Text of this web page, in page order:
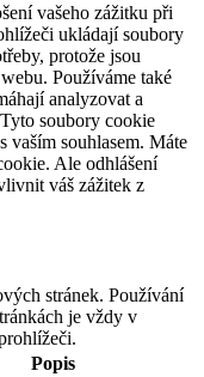
vašeho zážitku při
ukládají soubory
protože jsou
Používáme také
analyzovat a
soubory cookie
vaším souhlasem. Máte
Ale odhlášení
váš zážitek z
stránek. Používání
je vždy v
Popis